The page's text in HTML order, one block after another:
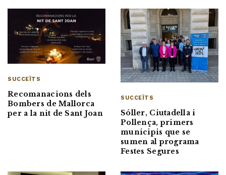
SUCCEÏTS
Recomanacions dels
Bombers de Mallorca
per a la nit de Sant Joan
SUCCEÏTS
Sóller, Ciutadella i
Pollença, primers
municipis que se
sumen al programa
Festes Segures